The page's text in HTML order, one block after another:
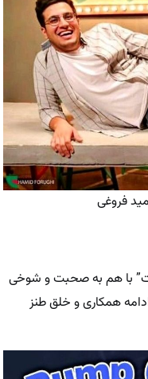
فروغی
با هم به صحبت و شوخی
همکاری و خلق طنز